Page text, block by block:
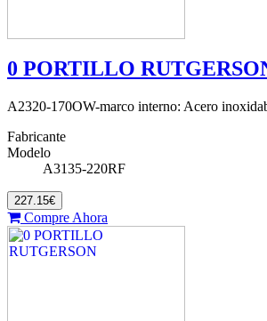
0 PORTILLO
A2320-170OW-marco interno: Acero
Fabricante
Modelo
A3135-220RF
227.15€
Compre Ahora